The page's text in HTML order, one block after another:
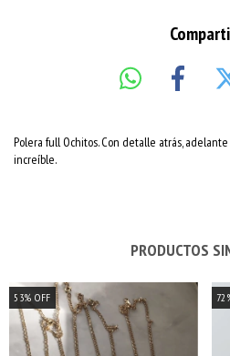
Polera full Ochitos. Con detalle atrás,
increíble.
PRODUCTOS
53% OFF 72